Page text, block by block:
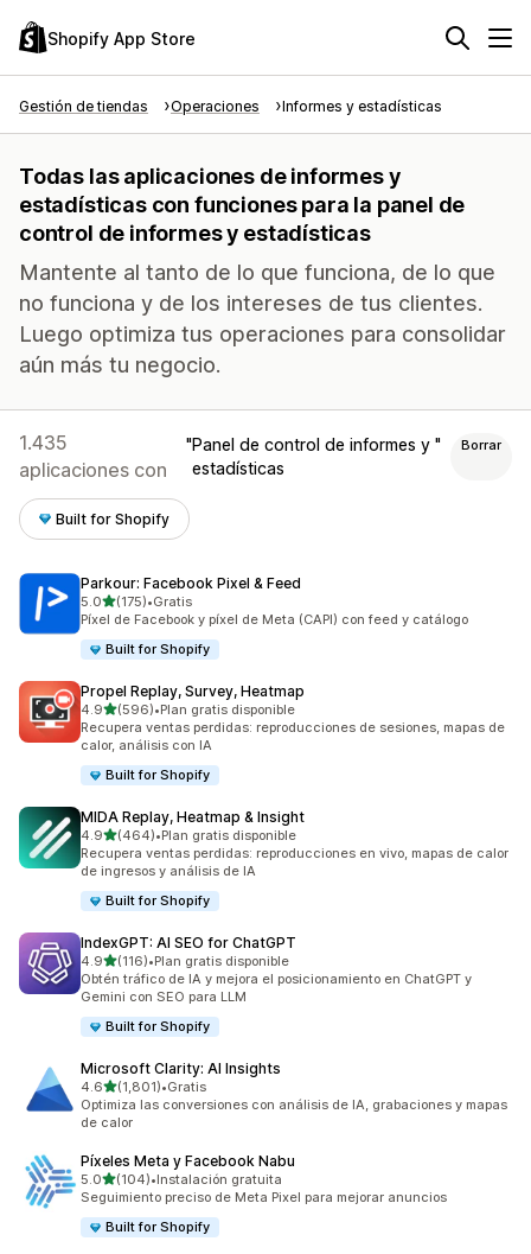
Shopify App Store
Gestión de tiendas Operaciones Informes y estadísticas
Todas las aplicaciones de informes y
estadísticas con funciones para la panel de
control de informes y estadísticas
Mantente al tanto de lo que funciona, de lo que
no funciona y de los intereses de tus clientes.
Luego optimiza tus operaciones para consolidar
aún más tu negocio.
1.435
aplicaciones con
Panel de control de informes y
estadísticas
Borrar
Built for Shopify
Parkour: Facebook Pixel & Feed
5.0de 5 estrellas
(175)
175 reseñas en total
•Gratis
Píxel de Facebook y píxel de Meta (CAPI) con feed y catálogo
Built for Shopify
Propel Replay, Survey, Heatmap
4.9de 5 estrellas
(596)
596 reseñas en total
•Plan gratis disponible
Recupera ventas perdidas: reproducciones de sesiones, mapas de
calor, análisis con IA
Built for Shopify
MIDA Replay, Heatmap & Insight
4.9de 5 estrellas
(464)
464 reseñas en total
•Plan gratis disponible
Recupera ventas perdidas: reproducciones en vivo, mapas de calor
de ingresos y análisis de IA
Built for Shopify
IndexGPT: AI SEO for ChatGPT
4.9de 5 estrellas
(116)
116 reseñas en total
•Plan gratis disponible
Obtén tráfico de IA y mejora el posicionamiento en ChatGPT y
Gemini con SEO para LLM
Built for Shopify
Microsoft Clarity: AI Insights
4.6de 5 estrellas
(1,801)
1801 reseñas en total
•Gratis
Optimiza las conversiones con análisis de IA, grabaciones y mapas
de calor
Píxeles Meta y Facebook Nabu
5.0de 5 estrellas
(104)
104 reseñas en total
•Instalación gratuita
Seguimiento preciso de Meta Pixel para mejorar anuncios
Built for Shopify